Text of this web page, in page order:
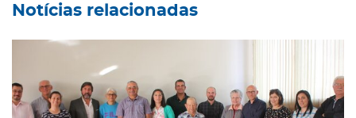
Notícias relacionadas